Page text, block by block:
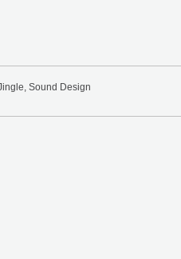
Sound Design